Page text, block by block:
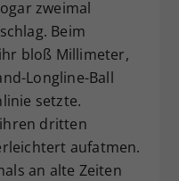
zweimal
Beim
bloß Millimeter,
Longline-Ball
setzte.
dritten
aufatmen.
an alte Zeiten